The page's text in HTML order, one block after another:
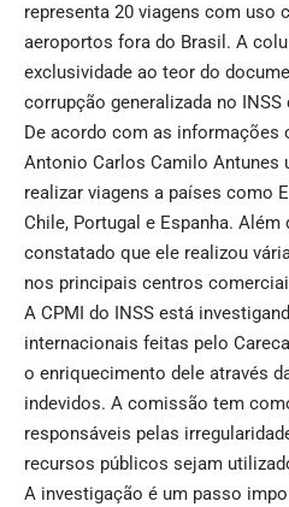
representa 20 viagens com uso
aeroportos fora do Brasil. A
exclusividade ao teor do
corrupção generalizada no
De acordo com as informações
Antonio Carlos Camilo Antunes
realizar viagens a países como
Chile, Portugal e Espanha.
constatado que ele realizou
nos principais centros
A CPMI do INSS está
internacionais feitas pelo
o enriquecimento dele através
indevidos. A comissão tem
responsáveis pelas
recursos públicos sejam
A investigação é um passo